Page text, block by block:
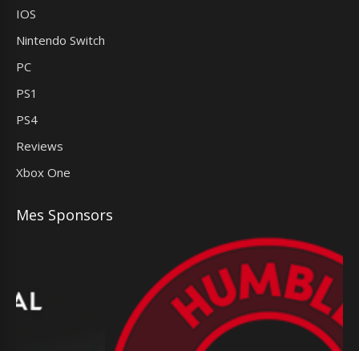
IOS
Nintendo Switch
PC
PS1
PS4
Reviews
Xbox One
Mes Sponsors